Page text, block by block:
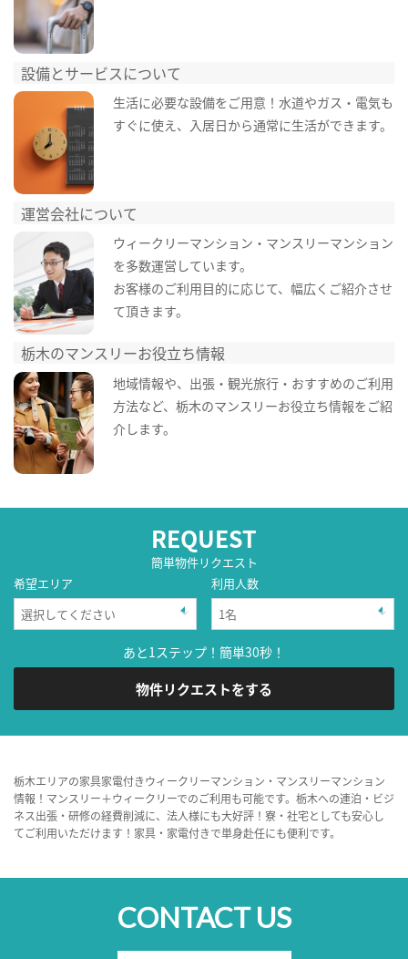
設備とサービスについて
生活に必要な設備をご用意！水道やガス・電気も
すぐに使え、入居日から通常に生活ができます。
運営会社について
ウィークリーマンション・マンスリーマンション
を多数運営しています。
お客様のご利用目的に応じて、幅広くご紹介させ
て頂きます。
栃木のマンスリーお役立ち情報
地域情報や、出張・観光旅行・おすすめのご利用
方法など、栃木のマンスリーお役立ち情報をご紹
介します。
REQUEST
簡単物件リクエスト
希望エリア
利用人数
あと1ステップ！簡単30秒！
物件リクエストをする
栃木エリアの家具家電付きウィークリーマンション・マンスリーマンション
情報！マンスリー＋ウィークリーでのご利用も可能です。栃木への連泊・ビジ
ネス出張・研修の経費削減に、法人様にも大好評！寮・社宅としても安心し
てご利用いただけます！家具・家電付きで単身赴任にも便利です。
CONTACT US